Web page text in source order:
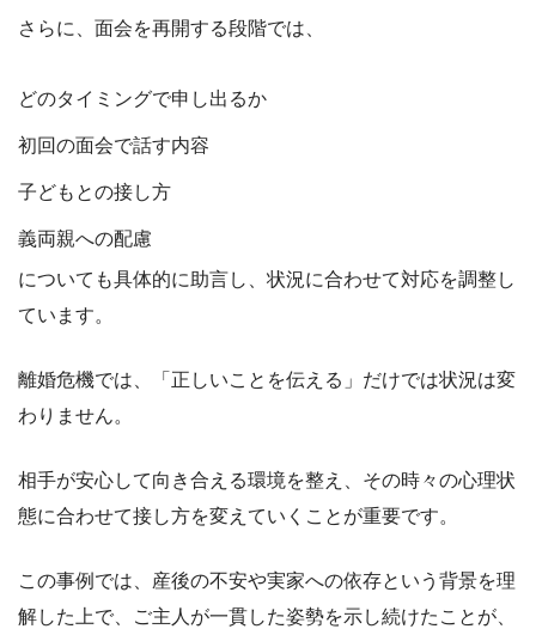
さらに、面会を再開する段階では、
どのタイミングで申し出るか
初回の面会で話す内容
子どもとの接し方
義両親への配慮
についても具体的に助言し、状況に合わせて対応を調整し
ています。
離婚危機では、「正しいことを伝える」だけでは状況は変
わりません。
相手が安心して向き合える環境を整え、その時々の心理状
態に合わせて接し方を変えていくことが重要です。
この事例では、産後の不安や実家への依存という背景を理
解した上で、ご主人が一貫した姿勢を示し続けたことが、